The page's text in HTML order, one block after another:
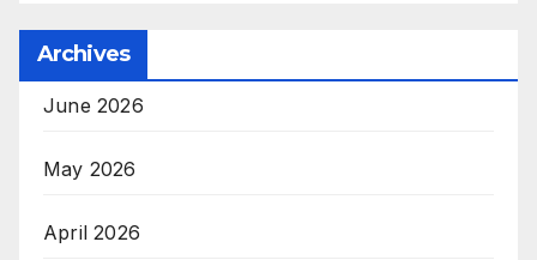
Archives
June 2026
May 2026
April 2026